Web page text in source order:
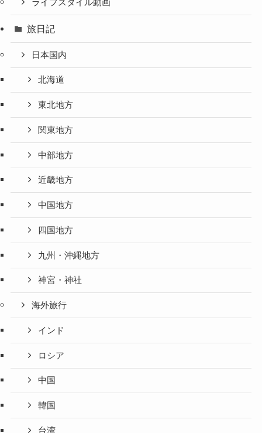
ライフスタイル動画
旅日記
日本国内
北海道
東北地方
関東地方
中部地方
近畿地方
中国地方
四国地方
九州・沖縄地方
神宮・神社
海外旅行
インド
ロシア
中国
韓国
台湾